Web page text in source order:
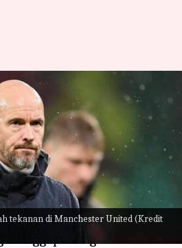
tekanan di Manchester United (Kredit
statistik manajer
11:35 am
United dikelola oleh
sebagai salah satu